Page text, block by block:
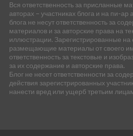
Вся ответственность за присланные
авторах – участниках блога и на пи-ар
блога не несут ответственность за
материалов и за авторские права на
иллюстрации. Зарегистрированные на
размещающие материалы от своего
ответственность за текстовые и
за их содержание и авторские права.
Блог не несет ответственности за
действия зарегистрированных
нанести вред или ущерб третьим